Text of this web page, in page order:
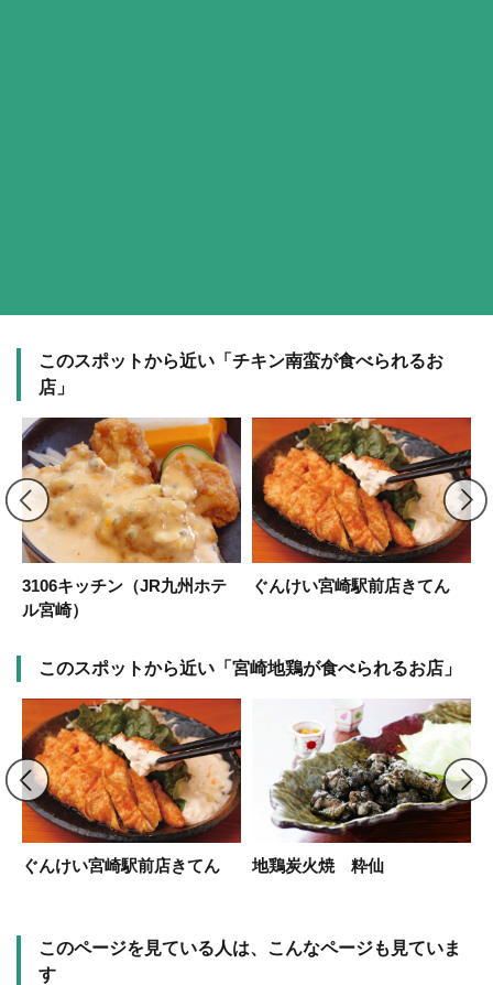
このスポットから近い「チキン南蛮が食べられるお
店」
3106キッチン（JR九州ホテ
ル宮崎）
ぐんけい宮崎駅前店きてん
このスポットから近い「宮崎地鶏が食べられるお店」
ぐんけい宮崎駅前店きてん 地鶏炭火焼 粋仙
このページを見ている人は、こんなページも見ていま
す